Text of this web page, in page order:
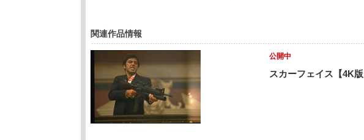
関連作品情報
公開中
スカーフェイス【4K版